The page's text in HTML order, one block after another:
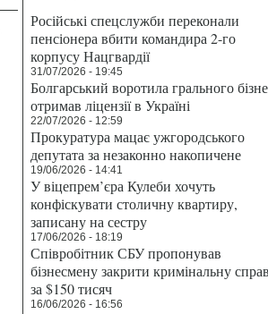
Російські спецслужби переконали
пенсіонера вбити командира 2-го
корпусу Нацгвардії
31/07/2026 - 19:45
Болгарський воротила грального
отримав ліцензії в Україні
22/07/2026 - 12:59
Прокуратура мацає ужгородського
депутата за незаконно накопичене
19/06/2026 - 14:41
У віцепрем’єра Кулеби хочуть
конфіскувати столичну квартиру,
записану на сестру
17/06/2026 - 18:19
Співробітник СБУ пропонував
бізнесмену закрити кримінальну
за $150 тисяч
16/06/2026 - 16:56